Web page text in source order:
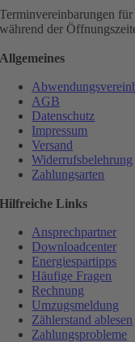
Terminvereinbarungen
während der
Allgemeines
AGB
Datenschutz
Impressum
Versand
Widerrufsbelehrung
Zahlungsarten
Hilfreiche Links
Ansprechpartner
Downloadcenter
Energiespartipps
Häufige Fragen
Rechnung
Umzugsmeldung
Zählerstand ablesen
Zahlungsprobleme